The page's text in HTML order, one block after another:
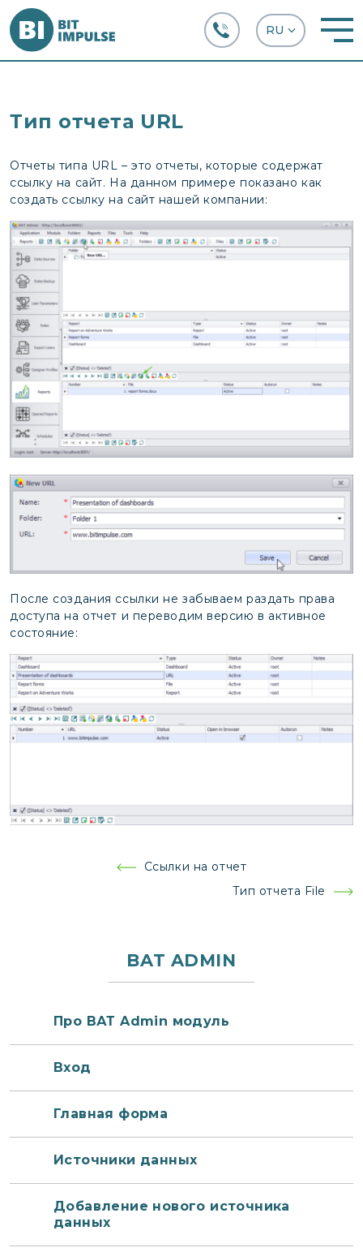
Тип отчета URL
Отчеты типа URL – это отчеты, которые содержат
ссылку на сайт. На данном примере показано как
создать ссылку на сайт нашей компании:
После создания ссылки не забываем раздать права
доступа на отчет и переводим версию в активное
состояние:
Навигация
Ссылки на отчет
Тип отчета File
BAT ADMIN
Про ВАТ Admin модуль
Вход
Главная форма
Источники данных
Добавление нового источника
данных